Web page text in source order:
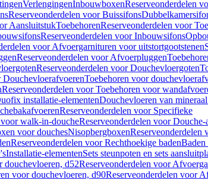
VerlengingenInbouwboxenReserveonderdelen
Reserveonderdelen voor Buissifons
AansluitstukToebehorenReserveonderdelen voor
Reserveonderdelen voor Inbouwsifons
voor Afvoergarnituren voor uitstortgootstenen
Reserveonderdelen voor Afvoerpluggen
Reserveonderdelen voor Douchevloergoten
DouchevloerafvoerenToebehoren voor
Reserveonderdelen voor Toebehoren voor
installatie-elementenDouchevloeren van
Reserveonderdelen voor Specifieke
walk-in-doucheReserveonderdelen voor
voor douchesNisopbergboxenReserveonderdelen
Reserveonderdelen voor Rechthoekige badenBaden
Installatie-elementenSets steunpoten en sets
d52Reserveonderdelen voor
voor douchevloeren, d90Reserveonderdelen voor